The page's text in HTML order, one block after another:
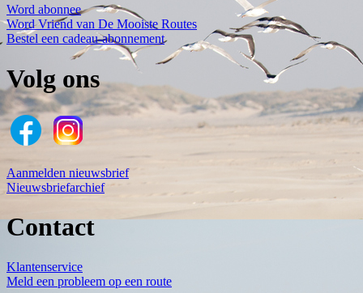
Word abonnee
Word Vriend van De Mooiste Routes
Bestel een cadeau-abonnement
Volg ons
Aanmelden nieuwsbrief
Nieuwsbriefarchief
Contact
Klantenservice
Meld een probleem op een route